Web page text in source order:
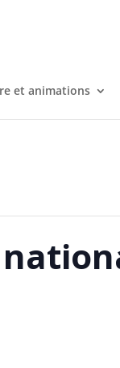
et animations